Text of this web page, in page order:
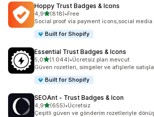
Hoppy Trust Badges & Icons
4,95 yıldız üzerinden
(818)
toplam 818 değerlendirme
•Free
Social proof via payment icons,social
Built for Shopify
Essential Trust Badges & Icons
5,05 yıldız üzerinden
(1.044)
toplam 1044 değerlendirme
•Ücretsiz plan mevcut
Güven rozetleri, simgeler ve afişlerle
Built for Shopify
SEOAnt ‑ Trust Badges & Icon
4,95 yıldız üzerinden
(655)
toplam 655 değerlendirme
•Ücretsiz
Çeşitli güven ve gönderim rozetleriyle